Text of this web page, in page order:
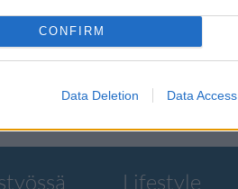
CONFIRM
Data Deletion Data Access
Aytes on
Lifestyle